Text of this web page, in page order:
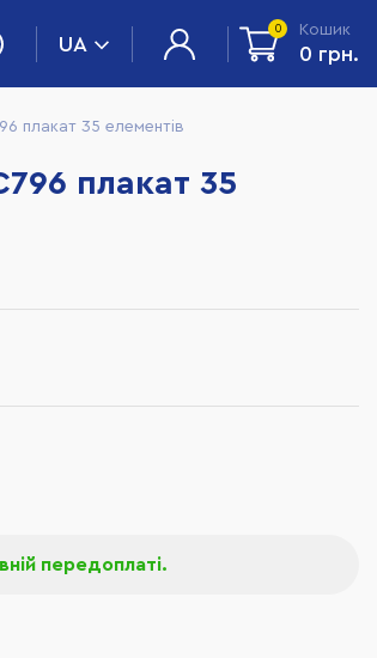
UA
0 Кошик
0 грн.
плакат 35 елементів
плакат 35
передоплаті.